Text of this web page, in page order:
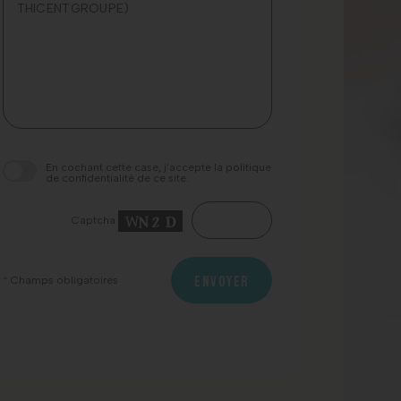
champ
En cochant cette case, j’accepte la politique
de confidentialité de ce site.
Captcha
Champs obligatoires ENVOYER
À très bientôt.Thicent Groupe.